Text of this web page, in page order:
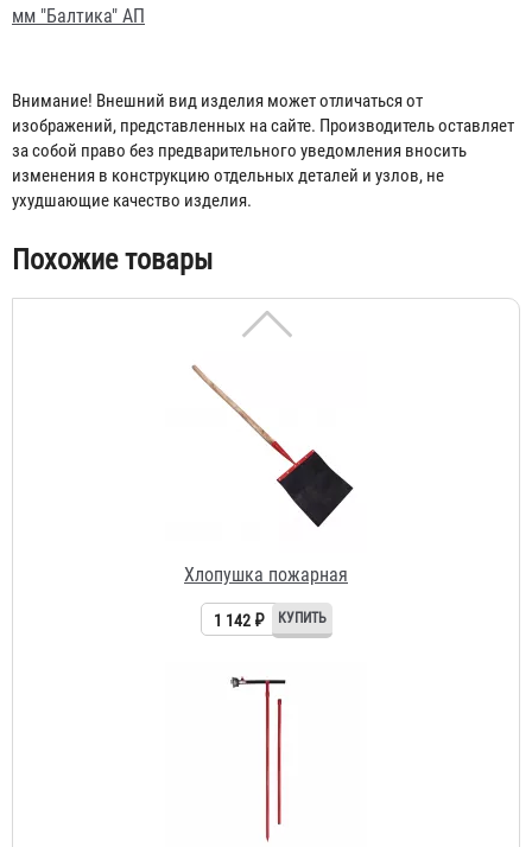
мм "Балтика" АП
Внимание! Внешний вид изделия может отличаться от
изображений, представленных на сайте. Производитель оставляет
за собой право без предварительного уведомления вносить
изменения в конструкцию отдельных деталей и узлов, не
ухудшающие качество изделия.
Похожие товары
Грабли лесопожарные
Хлопушка пожарная
1 142 ₽
Торфяной ствол Балтика ТС-2